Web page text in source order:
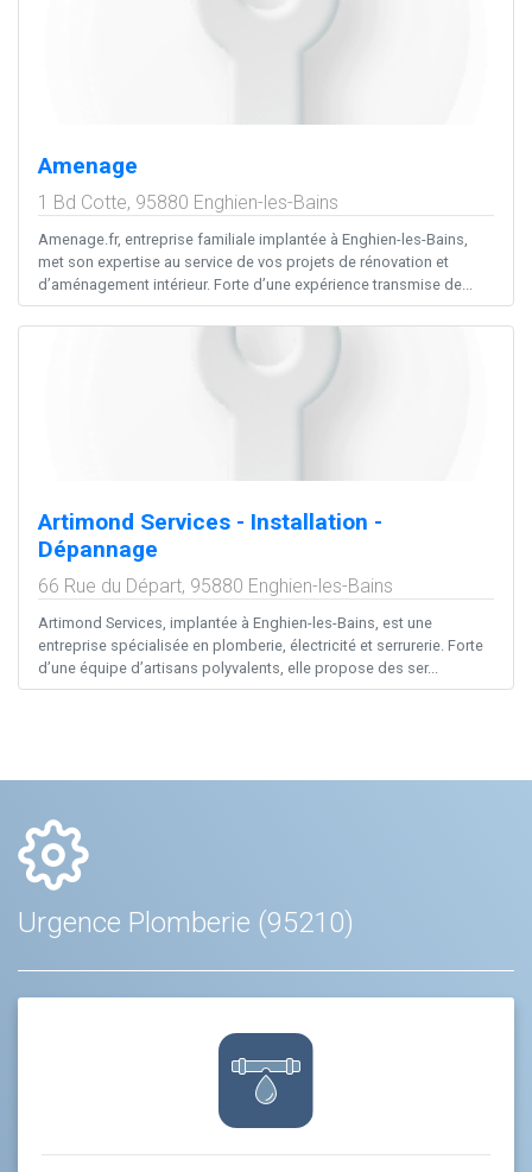
Amenage
1 Bd Cotte, 95880 Enghien-les-Bains
Amenage.fr, entreprise familiale implantée à Enghien-les-Bains,
met son expertise au service de vos projets de rénovation et
d’aménagement intérieur. Forte d’une expérience transmise de...
Artimond Services - Installation -
Dépannage
66 Rue du Départ, 95880 Enghien-les-Bains
Artimond Services, implantée à Enghien-les-Bains, est une
entreprise spécialisée en plomberie, électricité et serrurerie. Forte
d’une équipe d’artisans polyvalents, elle propose des ser...
Urgence Plomberie (95210)